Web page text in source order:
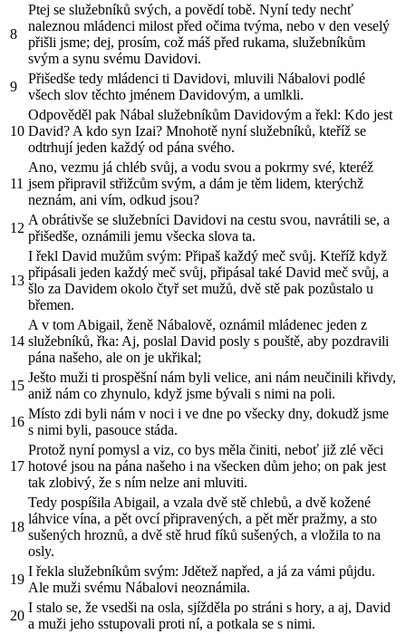
8
Ptej se služebníků svých, a povědí tobě. Nyní tedy nechť
naleznou mládenci milost před očima tvýma, nebo v den veselý
přišli jsme; dej, prosím, což máš před rukama, služebníkům
svým a synu svému Davidovi.
9
Přišedše tedy mládenci ti Davidovi, mluvili Nábalovi podlé
všech slov těchto jménem Davidovým, a umlkli.
10
Odpověděl pak Nábal služebníkům Davidovým a řekl: Kdo jest
David? A kdo syn Izai? Mnohotě nyní služebníků, kteříž se
odtrhují jeden každý od pána svého.
11
Ano, vezmu já chléb svůj, a vodu svou a pokrmy své, kteréž
jsem připravil střižcům svým, a dám je těm lidem, kterýchž
neznám, ani vím, odkud jsou?
12
A obrátivše se služebníci Davidovi na cestu svou, navrátili se, a
přišedše, oznámili jemu všecka slova ta.
13
I řekl David mužům svým: Připaš každý meč svůj. Kteříž když
připásali jeden každý meč svůj, připásal také David meč svůj, a
šlo za Davidem okolo čtyř set mužů, dvě stě pak pozůstalo u
břemen.
14
A v tom Abigail, ženě Nábalově, oznámil mládenec jeden z
služebníků, řka: Aj, poslal David posly s pouště, aby pozdravili
pána našeho, ale on je ukřikal;
15
Ješto muži ti prospěšní nám byli velice, ani nám neučinili křivdy,
aniž nám co zhynulo, když jsme bývali s nimi na poli.
16
Místo zdi byli nám v noci i ve dne po všecky dny, dokudž jsme
s nimi byli, pasouce stáda.
17
Protož nyní pomysl a viz, co bys měla činiti, neboť již zlé věci
hotové jsou na pána našeho i na všecken dům jeho; on pak jest
tak zlobivý, že s ním nelze ani mluviti.
18
Tedy pospíšila Abigail, a vzala dvě stě chlebů, a dvě kožené
láhvice vína, a pět ovcí připravených, a pět měr pražmy, a sto
sušených hroznů, a dvě stě hrud fíků sušených, a vložila to na
osly.
19
I řekla služebníkům svým: Jdětež napřed, a já za vámi půjdu.
Ale muži svému Nábalovi neoznámila.
20
I stalo se, že vsedši na osla, sjížděla po stráni s hory, a aj, David
a muži jeho sstupovali proti ní, a potkala se s nimi.